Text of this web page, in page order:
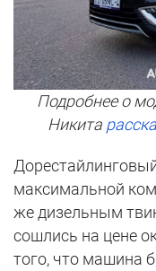
Подробнее о
Никита
максимальной
же дизельным
сошлись на цене
того, что машина